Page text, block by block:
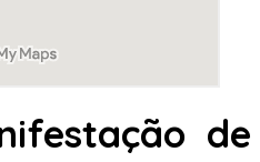
de